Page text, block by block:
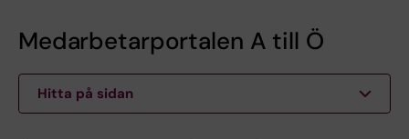
Medarbetarportalen A till Ö
Hitta på sidan